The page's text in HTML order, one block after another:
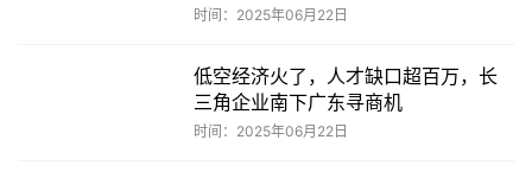
时间：2025年06月22日
低空经济火了，人才缺口超百万，长
三角企业南下广东寻商机
时间：2025年06月22日